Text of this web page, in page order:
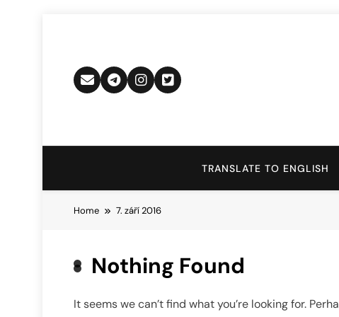
TRANSLATE TO ENGLISH
Home 7. září 2016
Nothing Found
It seems we can’t find what you’re looking for.